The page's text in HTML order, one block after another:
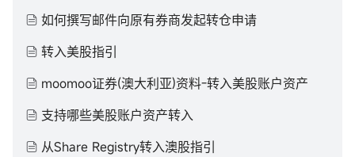
如何撰写邮件向原有券商发起转仓申请
转入美股指引
moomoo证券(澳大利亚)资料-转入美股账户资产
支持哪些美股账户资产转入
从Share Registry转入澳股指引